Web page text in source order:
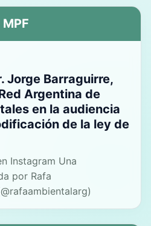
MPF
Jorge Barraguirre,
Argentina de
en la audiencia
de la ley de
Instagram Una
por Rafa